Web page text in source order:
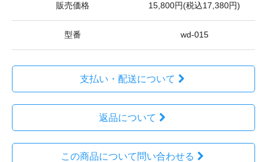
販売価格 15,800円(税込17,380円)
型番 wd-015
支払い・配送について
返品について
この商品について問い合わせる